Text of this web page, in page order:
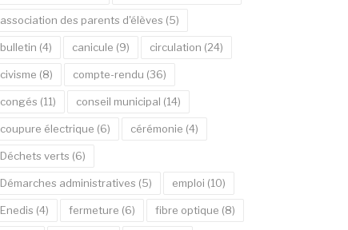
association des parents d'élèves (5)
bulletin (4) canicule (9) circulation (24)
civisme (8) compte-rendu (36)
congés (11) conseil municipal (14)
coupure électrique (6) cérémonie (4)
Déchets verts (6)
Démarches administratives (5) emploi (10)
Enedis (4) fermeture (6) fibre optique (8)